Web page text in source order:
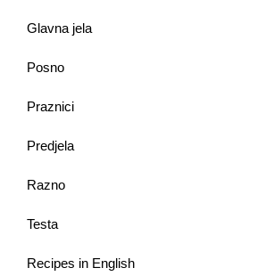
Glavna jela
Posno
Praznici
Predjela
Razno
Testa
Recipes in English